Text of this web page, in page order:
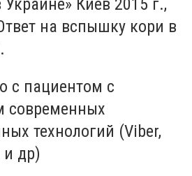
Киев 2015 г.,
на вспышку кори в
с пациентом с
современных
технологий (Viber,
и др)